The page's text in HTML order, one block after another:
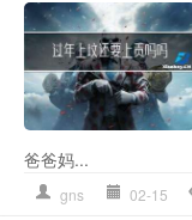
爸爸妈...
gns 02-15